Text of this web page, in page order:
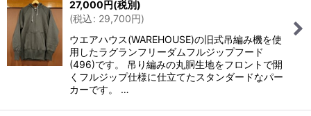
27,000円(税別)
(税込: 29,700円)
ウエアハウス(WAREHOUSE)の旧式吊編み機を使
用したラグランフリーダムフルジップフード
(496)です。 吊り編みの丸胴生地をフロントで開
くフルジップ仕様に仕立てたスタンダードなパー
カーです。 …